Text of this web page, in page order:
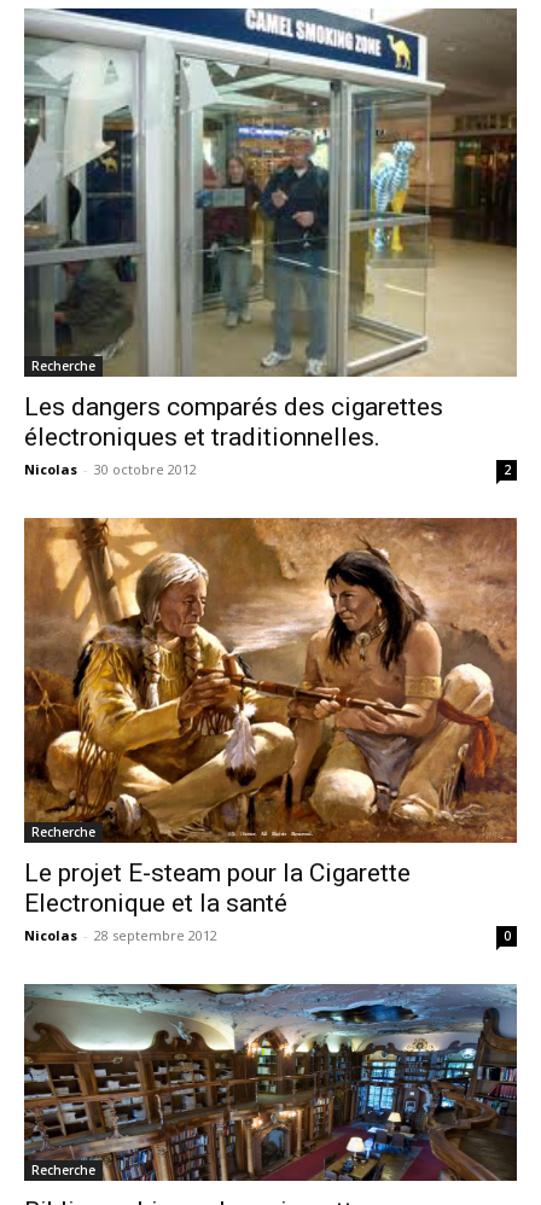
Recherche
Les dangers comparés des cigarettes
électroniques et traditionnelles.
Nicolas - 30 octobre 2012 2
Recherche
Le projet E-steam pour la Cigarette
Electronique et la santé
Nicolas - 28 septembre 2012 0
Recherche